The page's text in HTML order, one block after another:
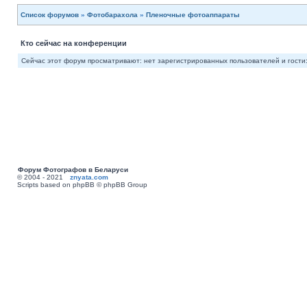
Список форумов » Фотобарахола » Пленочные фотоаппараты
Кто сейчас на конференции
Сейчас этот форум просматривают: нет зарегистрированных пользователей и
Форум Фотографов в Беларуси
© 2004 - 2021 znyata.com
Scripts based on phpBB © phpBB Group